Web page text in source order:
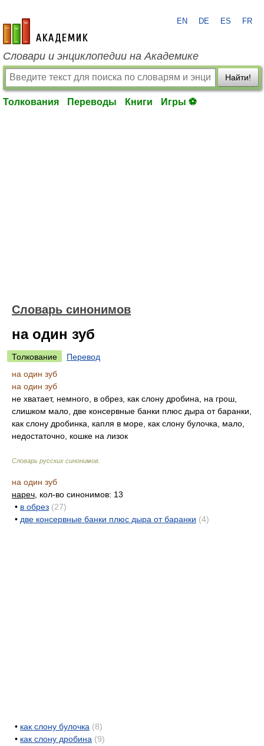
academic.ru
EN DE ES FR
Словари и энциклопедии на Академике
Найти!
Толкования Переводы Книги Игры ⚽
Словарь синонимов
на один зуб
Толкование
Перевод
на один зуб
на один зуб
не хватает, немного, в обрез, как слону дробина, на грош,
слишком мало, две консервные банки плюс дыра от баранки,
как слону дробинка, капля в море, как слону булочка, мало,
недостаточно, кошке на лизок
Словарь русских синонимов
на один зуб
нареч , кол-во синонимов: 13
• в обрез (27)
• две консервные банки плюс дыра от баранки (4)
• как слону булочка (8)
• как слону дробина (9)